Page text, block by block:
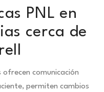
PNL en
cerca de
ofrecen comunicación
permiten cambios